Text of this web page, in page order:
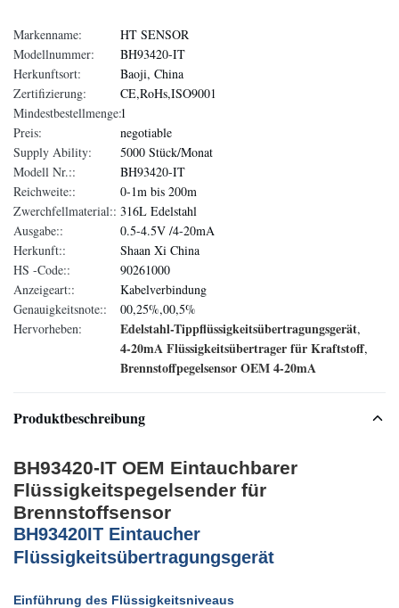
Markenname:
HT SENSOR
Modellnummer:
BH93420-IT
Herkunftsort:
Baoji, China
Zertifizierung:
CE,RoHs,ISO9001
Mindestbestellmenge:1
Preis:
negotiable
Supply Ability:
5000 Stück/Monat
Modell Nr.::
BH93420-IT
Reichweite::
0-1m bis 200m
Zwerchfellmaterial:: 316L Edelstahl
Ausgabe::
0.5-4.5V /4-20mA
Herkunft::
Shaan Xi China
HS -Code::
90261000
Anzeigeart::
Kabelverbindung
Genauigkeitsnote::
00,25%,00,5%
Hervorheben:
Edelstahl-Tippflüssigkeitsübertragungsgerät,
4-20mA Flüssigkeitsübertrager für Kraftstoff,
Brennstoffpegelsensor OEM 4-20mA
Produktbeschreibung
BH93420-IT OEM Eintauchbarer
Flüssigkeitspegelsender für
Brennstoffsensor
BH93420IT Eintaucher
Flüssigkeitsübertragungsgerät
Einführung des Flüssigkeitsniveaus